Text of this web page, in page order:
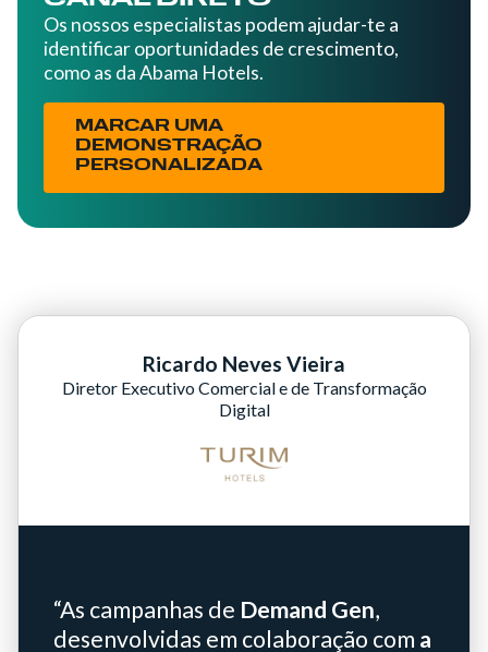
Os nossos especialistas podem ajudar-te a
identificar oportunidades de crescimento,
como as da Abama Hotels.
MARCAR UMA
DEMONSTRAÇÃO
PERSONALIZADA
Ricardo Neves Vieira
Diretor Executivo Comercial e de Transformação
Digital
“As campanhas de Demand Gen,
desenvolvidas em colaboração com a